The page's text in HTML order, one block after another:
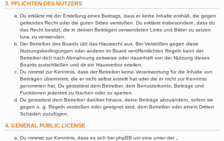
3. PFLICHTEN DES NUTZERS
Du erklärst mit der Erstellung eines Beitrags, dass er keine Inhalte enthält, die gegen
geltendes Recht oder die guten Sitten verstoßen. Du erklärst insbesondere, dass du
das Recht besitzt, die in deinen Beiträgen verwendeten Links und Bilder zu setzen
bzw. zu verwenden.
Der Betreiber des Boards übt das Hausrecht aus. Bei Verstößen gegen diese
Nutzungsbedingungen oder anderer im Board veröffentlichten Regeln kann der
Betreiber dich nach Abmahnung zeitweise oder dauerhaft von der Nutzung dieses
Boards ausschließen und dir ein Hausverbot erteilen.
Du nimmst zur Kenntnis, dass der Betreiber keine Verantwortung für die Inhalte von
Beiträgen übernimmt, die er nicht selbst erstellt hat oder die er nicht zur Kenntnis
genommen hat. Du gestattest dem Betreiber, dein Benutzerkonto, Beiträge und
Funktionen jederzeit zu löschen oder zu sperren.
Du gestattest dem Betreiber darüber hinaus, deine Beiträge abzuändern, sofern sie
gegen o. g. Regeln verstoßen oder geeignet sind, dem Betreiber oder einem Dritten
Schaden zuzufügen.
4. GENERAL PUBLIC LICENSE
Du nimmst zur Kenntnis, dass es sich bei phpBB um eine unter der „